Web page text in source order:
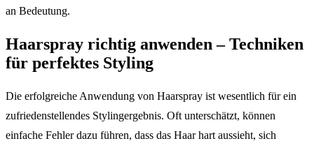
an Bedeutung.
Haarspray richtig anwenden – Techniken
für perfektes Styling
Die erfolgreiche Anwendung von Haarspray ist wesentlich für ein
zufriedenstellendes Stylingergebnis. Oft unterschätzt, können
einfache Fehler dazu führen, dass das Haar hart aussieht, sich